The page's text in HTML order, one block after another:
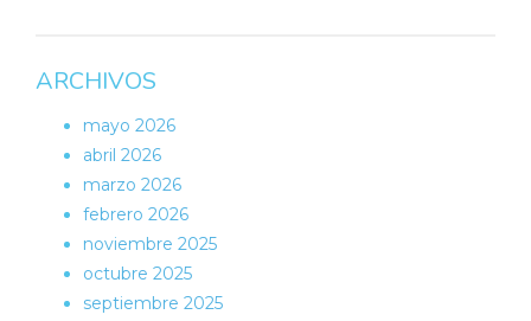
ARCHIVOS
mayo 2026
abril 2026
marzo 2026
febrero 2026
noviembre 2025
octubre 2025
septiembre 2025